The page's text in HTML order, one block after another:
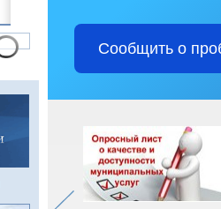
Сообщить о